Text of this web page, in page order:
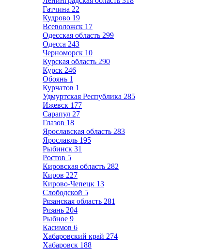
Гатчина 22
Кудрово 19
Всеволожск 17
Одесская область 299
Одесса 243
Черноморск 10
Курская область 290
Курск 246
Обоянь 1
Курчатов 1
Удмуртская Республика 285
Ижевск 177
Сарапул 27
Глазов 18
Ярославская область 283
Ярославль 195
Рыбинск 31
Ростов 5
Кировская область 282
Киров 227
Кирово-Чепецк 13
Слободской 5
Рязанская область 281
Рязань 204
Рыбное 9
Касимов 6
Хабаровский край 274
Хабаровск 188